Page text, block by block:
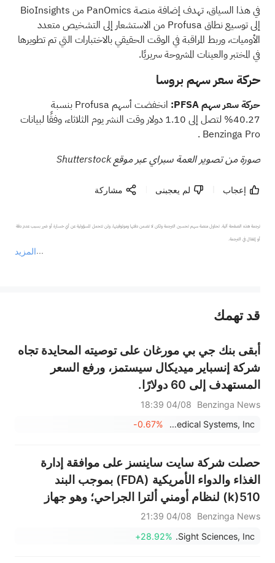
في هذا السياق، تهدف إضافة منصة PanOmics من BioInsights
إلى توسيع نطاق Profusa من الاستشعار إلى التشخيص متعدد
الأوميات، وربط المراقبة في الوقت الحقيقي بالاختبارات التي تم تطويرها
في المختبر والعينات المشروحة سريريًا.
حركة سعر سهم بروسا
حركة سعر سهم PFSA:
انخفضت أسهم Profusa بنسبة
40.27% لتصل إلى 1.10 دولار وقت النشر يوم الثلاثاء،
وفقًا لبيانات
Benzinga Pro
.
صورة من تصوير العمة سبراي عبر موقع Shutterstock
إعجاب لم يعجبنى مشاركة
المزيد
ترجمة هذه الصفحة آلية. تحاول منصة سهم تحسين الترجمة ولكن لا تضمن دقتها وموثوقيتها، ولن تتحمل المسؤولية عن أي خسارة أو ضرر بسبب عدم دقة
أو إغفال في الترجمة.
عند الضرورة، يرجى استشارة مستشار استثمار محترف. لا تقدم منصة سهم أي مشورة استثمارية، ولا تقدم أي التزامات أو ضمانات.
قد تهمك
أبقى بنك جي بي مورغان على توصيته المحايدة تجاه
شركة إنسباير ميديكال سيستمز، ورفع السعر
المستهدف إلى 60 دولارًا.
Benzinga News
04/08 18:39
Inspire Medical Systems, Inc.
-0.67%
حصلت شركة سايت ساينسز على موافقة إدارة
الغذاء والدواء الأمريكية (FDA) بموجب البند
510(k) لنظام أومني ألترا الجراحي؛ وهو جهاز
جراحة طفيفة التوغل من الجيل التالي لعلاج
الجلوكوما مفتوحة الزاوية الأولية، ولا يتطلب زرعات.
Benzinga News
04/08 21:39
Sight Sciences, Inc.
+28.92%